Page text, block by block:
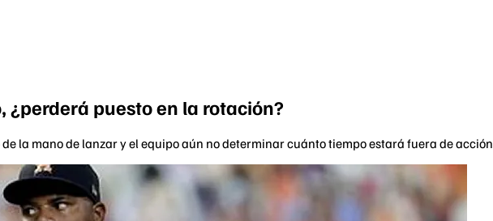
¿perderá puesto en la rotación?
la mano de lanzar y el equipo aún no determinar cuánto tiempo estará fuera de acción